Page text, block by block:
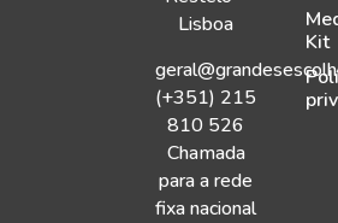
Lisboa
(+351) 215
810 526
Chamada
para a rede
fixa nacional
Kit